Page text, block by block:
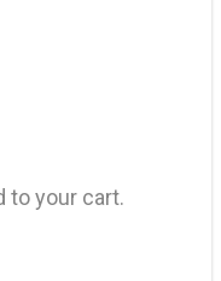
to your cart.